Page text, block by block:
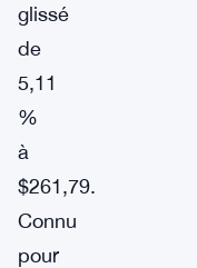
glissé
de
5,11
%
à
$261,79.
Connu
pour